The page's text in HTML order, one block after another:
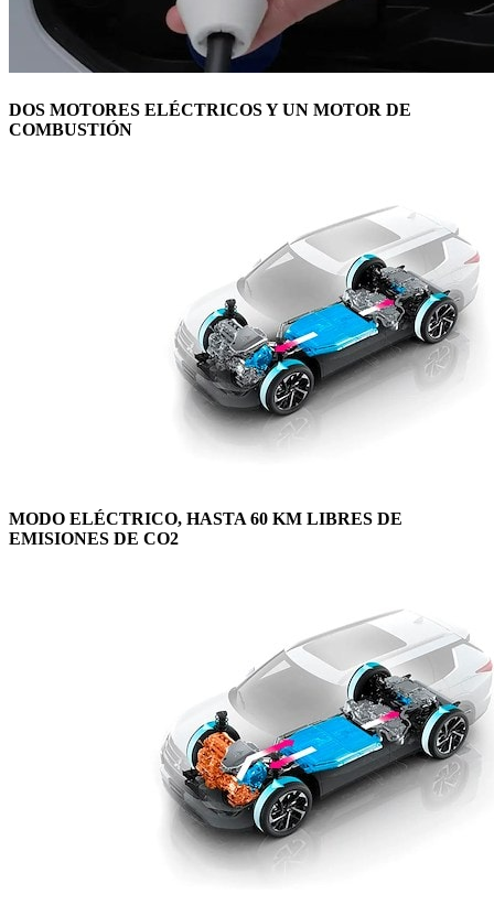
DOS MOTORES ELÉCTRICOS Y UN MOTOR DE
COMBUSTIÓN
MODO ELÉCTRICO, HASTA 60 KM LIBRES DE
EMISIONES DE CO2